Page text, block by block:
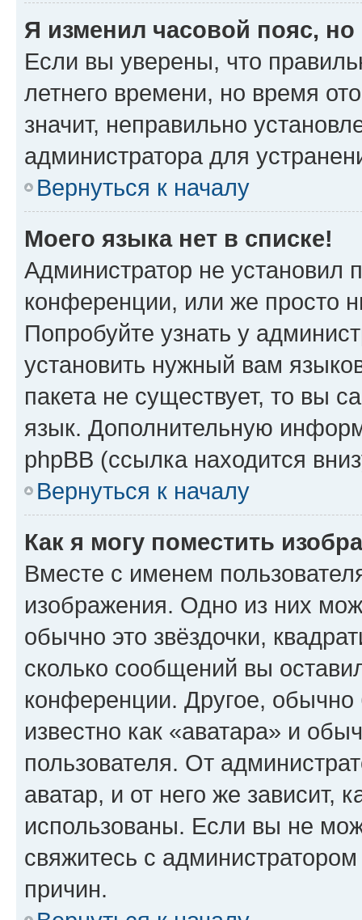
Я изменил часовой пояс,
Если вы уверены, что
летнего времени, но время
значит, неправильно
администратора для
Вернуться к началу
Моего языка нет в списке!
Администратор не установил
конференции, или же просто
Попробуйте узнать у
установить нужный вам
пакета не существует, то вы
язык. Дополнительную
phpBB (ссылка находится
Вернуться к началу
Как я могу поместить
Вместе с именем
изображения. Одно из них
обычно это звёздочки,
сколько сообщений вы
конференции. Другое,
известно как «аватара» и
пользователя. От
аватар, и от него же зависит,
использованы. Если вы не
свяжитесь с
причин.